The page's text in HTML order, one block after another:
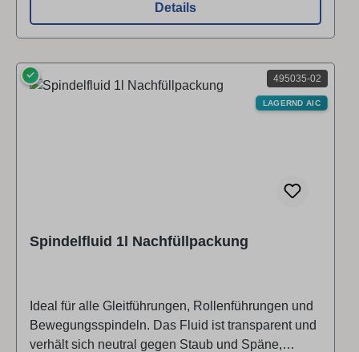
Details
495035-02
✓
LAGERND AIC
Spindelfluid 1l Nachfüllpackung
Ideal für alle Gleitführungen, Rollenführungen und
Bewe­gungsspindeln. Das Fluid ist transparent und
verhält sich neutral gegen Staub und Späne,